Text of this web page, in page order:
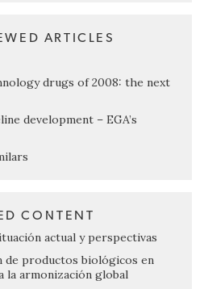
ARTICLES
drugs of 2008: the next
development – EGA’s
CONTENT
actual y perspectivas
de productos biológicos en
la armonización global